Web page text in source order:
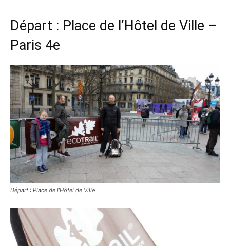
Départ : Place de l’Hôtel de Ville –
Paris 4e
Départ : Place de l’Hôtel de Ville